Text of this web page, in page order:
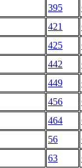
395
421
425
442
449
456
464
56
63